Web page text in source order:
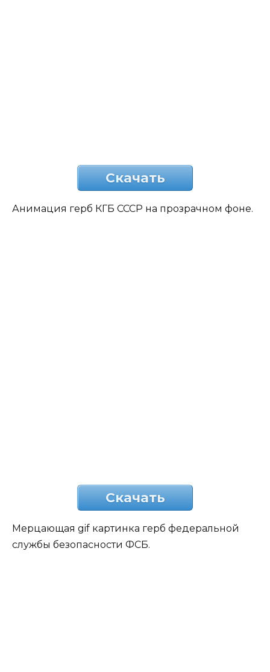
Скачать
Анимация герб КГБ СССР на прозрачном фоне.
Скачать
Мерцающая gif картинка герб федеральной
службы безопасности ФСБ.